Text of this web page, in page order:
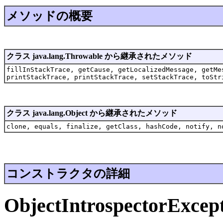
メソッドの概要
クラス java.lang.Throwable から継承されたメソッド
fillInStackTrace, getCause, getLocalizedMessage,
printStackTrace, printStackTrace, setStackTrace,
クラス java.lang.Object から継承されたメソッド
clone, equals, finalize, getClass, hashCode,
コンストラクタの詳細